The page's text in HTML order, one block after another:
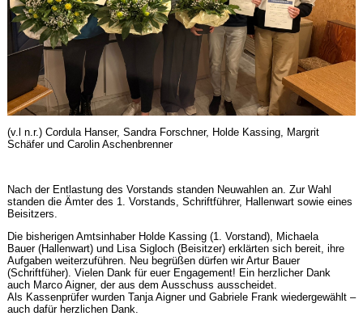
(v.l n.r.) Cordula Hanser, Sandra Forschner, Holde Kassing, Margrit
Schäfer und Carolin Aschenbrenner
Nach der Entlastung des Vorstands standen Neuwahlen an. Zur Wahl
standen die Ämter des 1. Vorstands, Schriftführer, Hallenwart sowie eines
Beisitzers.
Die bisherigen Amtsinhaber Holde Kassing (1. Vorstand), Michaela
Bauer (Hallenwart) und Lisa Sigloch (Beisitzer) erklärten sich bereit, ihre
Aufgaben weiterzuführen. Neu begrüßen dürfen wir Artur Bauer
(Schriftfüher). Vielen Dank für euer Engagement! Ein herzlicher Dank
auch Marco Aigner, der aus dem Ausschuss ausscheidet.
Als Kassenprüfer wurden Tanja Aigner und Gabriele Frank wiedergewählt –
auch dafür herzlichen Dank.